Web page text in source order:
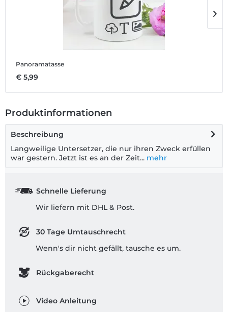
Panoramatasse
€ 5,99
Produktinformationen
Beschreibung
Langweilige Untersetzer, die nur ihren Zweck erfüllen
war gestern. Jetzt ist es an der Zeit... mehr
Schnelle Lieferung
Wir liefern mit DHL & Post.
30 Tage Umtauschrecht
Wenn's dir nicht gefällt, tausche es um.
Rückgaberecht
Video Anleitung